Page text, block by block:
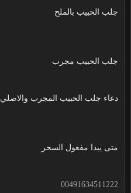
جلب الحبيب بالملح
جلب الحبيب مجرب
دعاء جلب الحبيب المجرب والاصلي
متى يبدا مفعول السحر
00491634511222